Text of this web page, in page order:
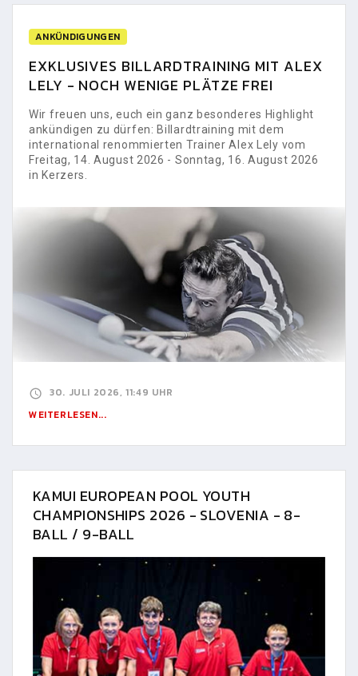
ANKÜNDIGUNGEN
EXKLUSIVES BILLARDTRAINING MIT ALEX
LELY - NOCH WENIGE PLÄTZE FREI
Wir freuen uns, euch ein ganz besonderes Highlight
ankündigen zu dürfen: Billardtraining mit dem
international renommierten Trainer Alex Lely vom
Freitag, 14. August 2026 - Sonntag, 16. August 2026
in Kerzers.
30. JULI 2026, 11:49 UHR
WEITERLESEN...
KAMUI EUROPEAN POOL YOUTH
CHAMPIONSHIPS 2026 - SLOVENIA - 8-
BALL / 9-BALL